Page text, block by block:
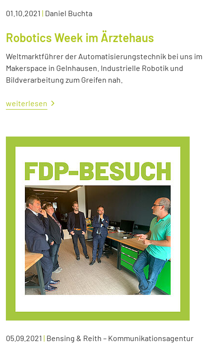
01.10.2021 | Daniel Buchta
Robotics Week im Ärztehaus
Weltmarktführer der Automatisierungstechnik bei uns im
Makerspace in Gelnhausen. Industrielle Robotik und
Bildverarbeitung zum Greifen nah.
weiterlesen
05.09.2021 | Bensing & Reith – Kommunikationsagentur